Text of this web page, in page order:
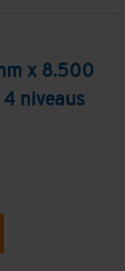
x 8.500
niveaus